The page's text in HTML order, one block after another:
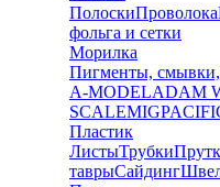
ПолоскиПроволока
фольга и сетки
Морилка
Пигменты,
A-MODELADAM
SCALEMIG
Пластик
ЛистыТрубки
таврыСайдинг